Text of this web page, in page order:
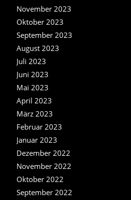
November 2023
Oktober 2023
September 2023
August 2023
Juli 2023
Juni 2023
Mai 2023
April 2023
März 2023
Februar 2023
Januar 2023
Dezember 2022
November 2022
Oktober 2022
September 2022